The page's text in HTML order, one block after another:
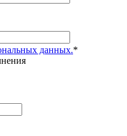
данных.*